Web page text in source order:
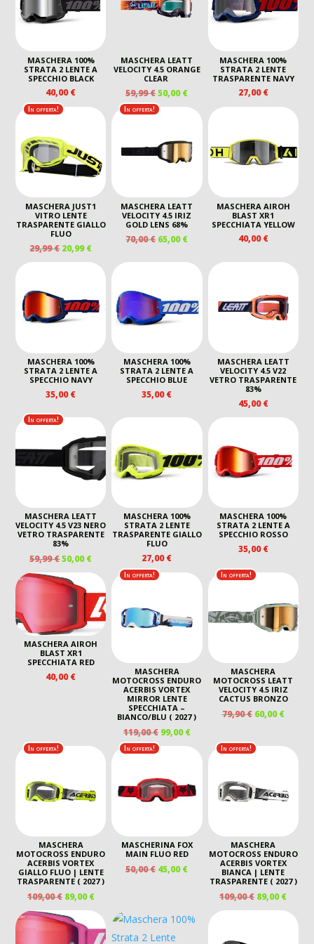
MASCHERA 100%
STRATA 2 LENTE A
SPECCHIO BLACK
40,00€
MASCHERA LEATT
VELOCITY 4.5 ORANGE
CLEAR
59,99€IL
PREZZO
ORIGINALE
59,99 €.
50,00€IL
PREZZO
ATTUALE
50,00 €.
MASCHERA 100%
STRATA 2 LENTE
TRASPARENTE NAVY
27,00€
In offerta!
MASCHERA JUST1
VITRO LENTE
TRASPARENTE GIALLO
FLUO
29,99€ IL
PREZZO
ORIGINALE
29,99 €.
20,99€IL
PREZZO
ATTUALE
20,99 €.
In offerta!
MASCHERA LEATT
VELOCITY 4.5 IRIZ
GOLD LENS 68%
70,00€ IL
ORIGINALE
65,00€IL
ATTUALE
MASCHERA AIROH
BLAST XR1
SPECCHIATA YELLOW
40,00€
MASCHERA 100%
STRATA 2 LENTE A
SPECCHIO NAVY
35,00€
MASCHERA 100%
STRATA 2 LENTE A
SPECCHIO BLUE
35,00€
MASCHERA LEATT
VELOCITY 4.5 V22
VETRO TRASPARENTE
83%
45,00€
In offerta!
MASCHERA LEATT
VELOCITY 4.5 V23 NERO
VETRO TRASPARENTE
83%
59,99€IL
PREZZO
ORIGINALE
ERA:
59,99 €.
50,00€IL
PREZZO
ATTUALE
È:
50,00 €.
MASCHERA 100%
STRATA 2 LENTE
TRASPARENTE GIALLO
FLUO
27,00€
MASCHERA 100%
STRATA 2 LENTE A
SPECCHIO ROSSO
35,00€
MASCHERA AIROH
BLAST XR1
SPECCHIATA RED
40,00€
In offerta!
MASCHERA
MOTOCROSS ENDURO
ACERBIS VORTEX
MIRROR LENTE
SPECCHIATA –
BIANCO/BLU ( 2027 )
119,00€ IL
PREZZO
ORIGINALE
119,00 €.
99,00€IL
PREZZO
ATTUALE
99,00 €.
In offerta!
MASCHERA
MOTOCROSS LEATT
VELOCITY 4.5 IRIZ
CACTUS BRONZO
79,90€ IL
ERA:
60,00€IL
È:
60,00
In offerta!
MASCHERA
MOTOCROSS ENDURO
ACERBIS VORTEX
GIALLO FLUO | LENTE
TRASPARENTE ( 2027 )
109,00€ IL
PREZZO
ORIGINALE
ERA:
89,00€IL
ATTUALE
È:
In offerta!
MASCHERINA FOX
MAIN FLUO RED
50,00€ IL
50,00 €.
45,00€IL
PREZZO
ATTUALE
45,00 €.
In offerta!
MASCHERA
MOTOCROSS ENDURO
ACERBIS VORTEX
BIANCA | LENTE
TRASPARENTE ( 2027 )
109,00€ IL
PREZZO
ORIGINALE
89,00€IL